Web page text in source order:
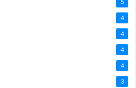
5
4
4
4
4
3